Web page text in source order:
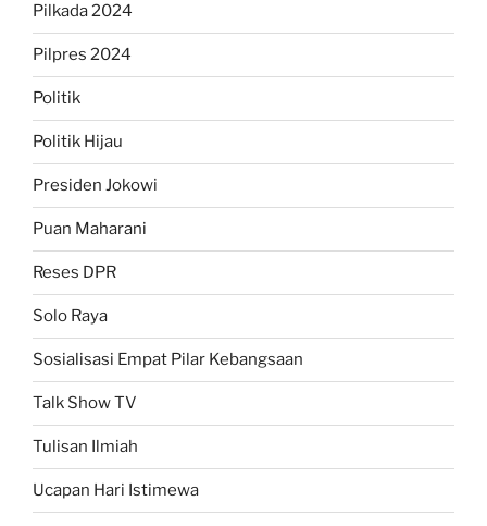
Pilkada 2024
Pilpres 2024
Politik
Politik Hijau
Presiden Jokowi
Puan Maharani
Reses DPR
Solo Raya
Sosialisasi Empat Pilar Kebangsaan
Talk Show TV
Tulisan Ilmiah
Ucapan Hari Istimewa